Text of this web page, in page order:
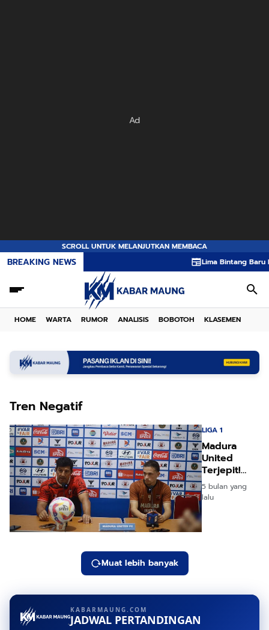
Ad
SCROLL UNTUK MELANJUTKAN MEMBACA
BREAKING NEWS Lima Bintang Baru
HOME WARTA RUMOR ANALISIS BOBOTOH KLASEMEN
Tren Negatif
LIGA 1
Madura
United
Terjepit!
Akankah
Tren Buruk
5 bulan yang
lalu
Muat lebih banyak
KABARMAUNG.COM
JADWAL PERTANDINGAN